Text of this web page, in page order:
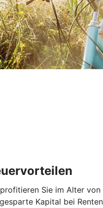
Sie im Alter
Kapital bei